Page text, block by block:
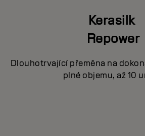
Kerasilk
Repower
Dlouhotrvající přeměna na
plné objemu, až 10